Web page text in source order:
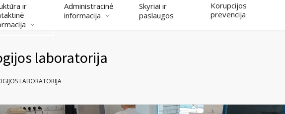
ir
Administracinė
informacija
Skyriai ir
paslaugos
Korupcijos
prevencija
laboratorija
LABORATORIJA